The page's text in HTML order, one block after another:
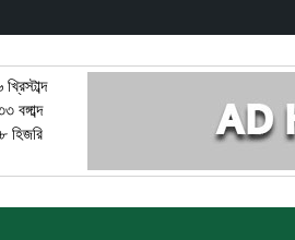
বঙ্গাব্দ
হিজরি